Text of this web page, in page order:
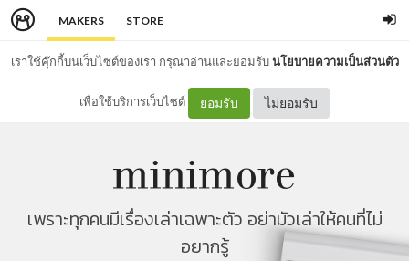
MAKERS STORE
เราใช้คุ๊กกี้บนเว็บไซต์ของเรา กรุณาอ่านและยอมรับนโยบายความเป็นส่วนตัว
เพื่อใช้บริการเว็บไซต์ ยอมรับ ไม่ยอมรับ
เพราะทุกคนมีเรื่องเล่าเฉพาะตัว อย่ามัวเล่าให้คนที่ไม่
อยากรู้